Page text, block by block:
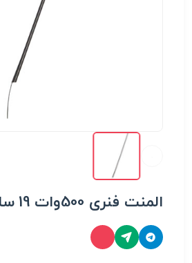
المنت فنری 500وات 19 سانت